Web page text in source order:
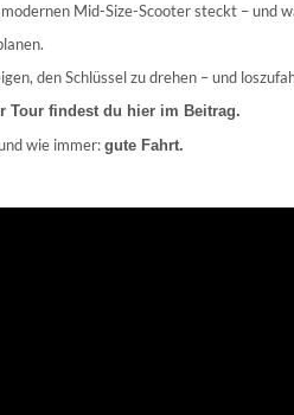
Mid-Size-Scooter steckt – und
den Schlüssel zu drehen – und
Tour findest du hier im Beitrag.
wie immer:gute Fahrt.